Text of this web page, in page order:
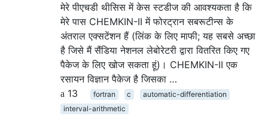
मेरे पीएचडी थीसिस में केस स्टडीज की आवश्यकता है कि
मेरे पास CHEMKIN-II में फोरट्रान सबरूटीन्स के
अंतराल एक्सटेंशन हैं (लिंक के लिए माफी; यह सबसे अच्छा
है जिसे मैं सैंडिया नेशनल लेबोरेटरी द्वारा वितरित किए गए
पैकेज के लिए खोज सकता हूं)। CHEMKIN-II एक
रसायन विज्ञान पैकेज है जिसका …
13
fortran c
automatic-differentiation
interval-arithmetic